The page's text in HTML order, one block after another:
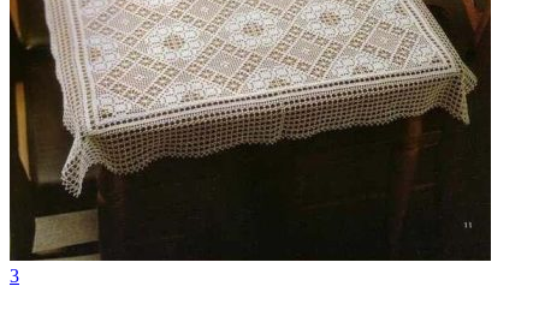
3